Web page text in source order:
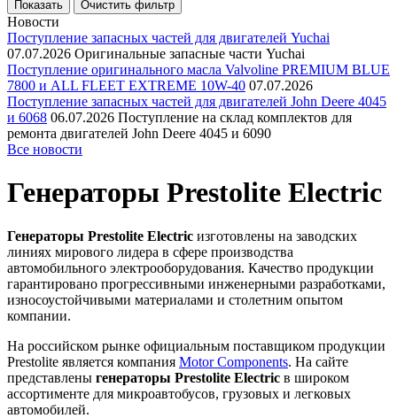
Новости
Поступление запасных частей для двигателей Yuchai
07.07.2026 Оригинальные запасные части Yuchai
Поступление оригинального масла Valvoline PREMIUM BLUE
7800 и ALL FLEET EXTREME 10W-40 07.07.2026
Поступление запасных частей для двигателей John Deere 4045
и 6068 06.07.2026 Поступление на склад комплектов для
ремонта двигателей John Deere 4045 и 6090
Все новости
Генераторы Prestolite Electric
Генераторы Prestolite Electric изготовлены на заводских
линиях мирового лидера в сфере производства
автомобильного электрооборудования. Качество продукции
гарантировано прогрессивными инженерными разработками,
износоустойчивыми материалами и столетним опытом
компании.
На российском рынке официальным поставщиком продукции
Prestolite является компания Motor Components. На сайте
представлены генераторы Prestolite Electric в широком
ассортименте для микроавтобусов, грузовых и легковых
автомобилей.